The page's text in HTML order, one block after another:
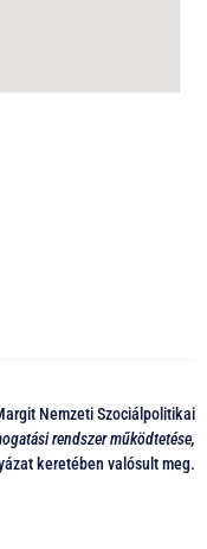
Nemzeti Szociálpolitikai
rendszer működtetése,
keretében valósult meg.